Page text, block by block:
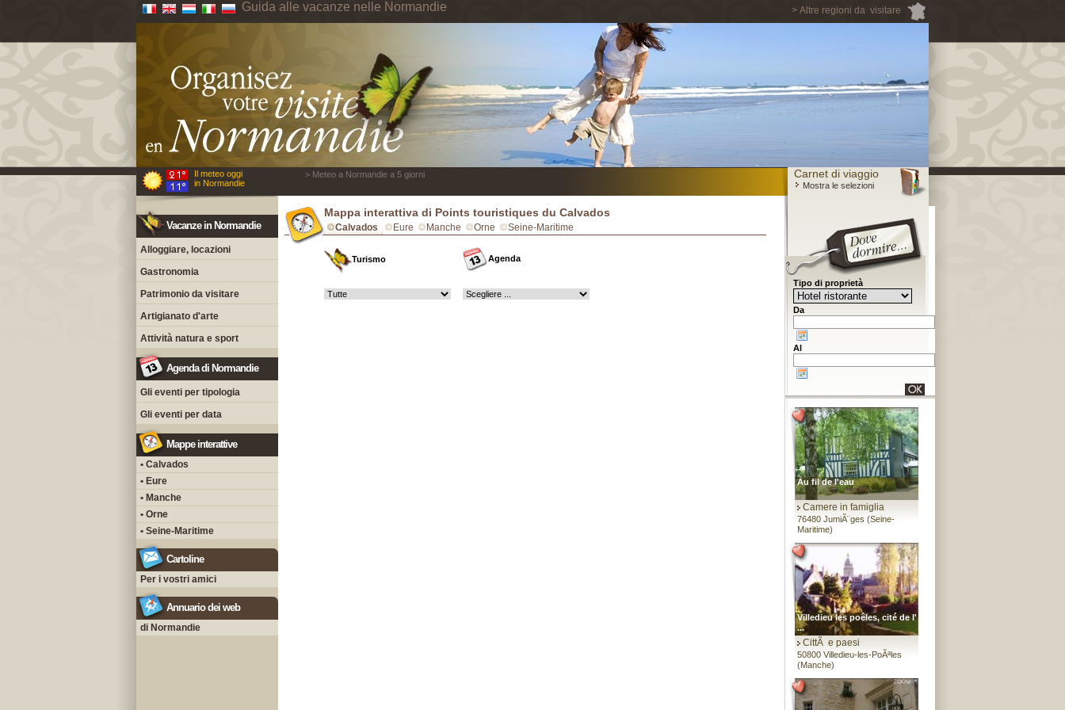
> Altre regioni da visitare
Guida alle vacanze nelle Normandie
Il meteo oggi
in Normandie
> Meteo a Normandie a 5 giorni Carnet di viaggio
Mostra le selezioni
Vacanze in Normandie
Alloggiare, locazioni
Gastronomia
Patrimonio da visitare
Artigianato d'arte
Attività natura e sport
Agenda di Normandie
Gli eventi per tipologia
Gli eventi per data
Mappe interattive
• Calvados
• Eure
• Manche
• Orne
• Seine-Maritime
Cartoline
Per i vostri amici
Annuario dei web
di Normandie
Mappa interattiva di Points touristiques du Calvados
Calvados Eure Manche Orne Seine-Maritime
Turismo Agenda
Tipo di proprietà
Da
Al
Au fil de l'eau
Camere in famiglia
76480 JumiÃ¨ges (Seine-
Maritime)
Villedieu les poêles, cité de l'
...
CittÃ e paesi
50800 Villedieu-les-PoÃªles
(Manche)